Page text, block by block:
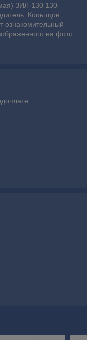
ЗИЛ-130 130-
Копытцов
ознакомительный
на фото